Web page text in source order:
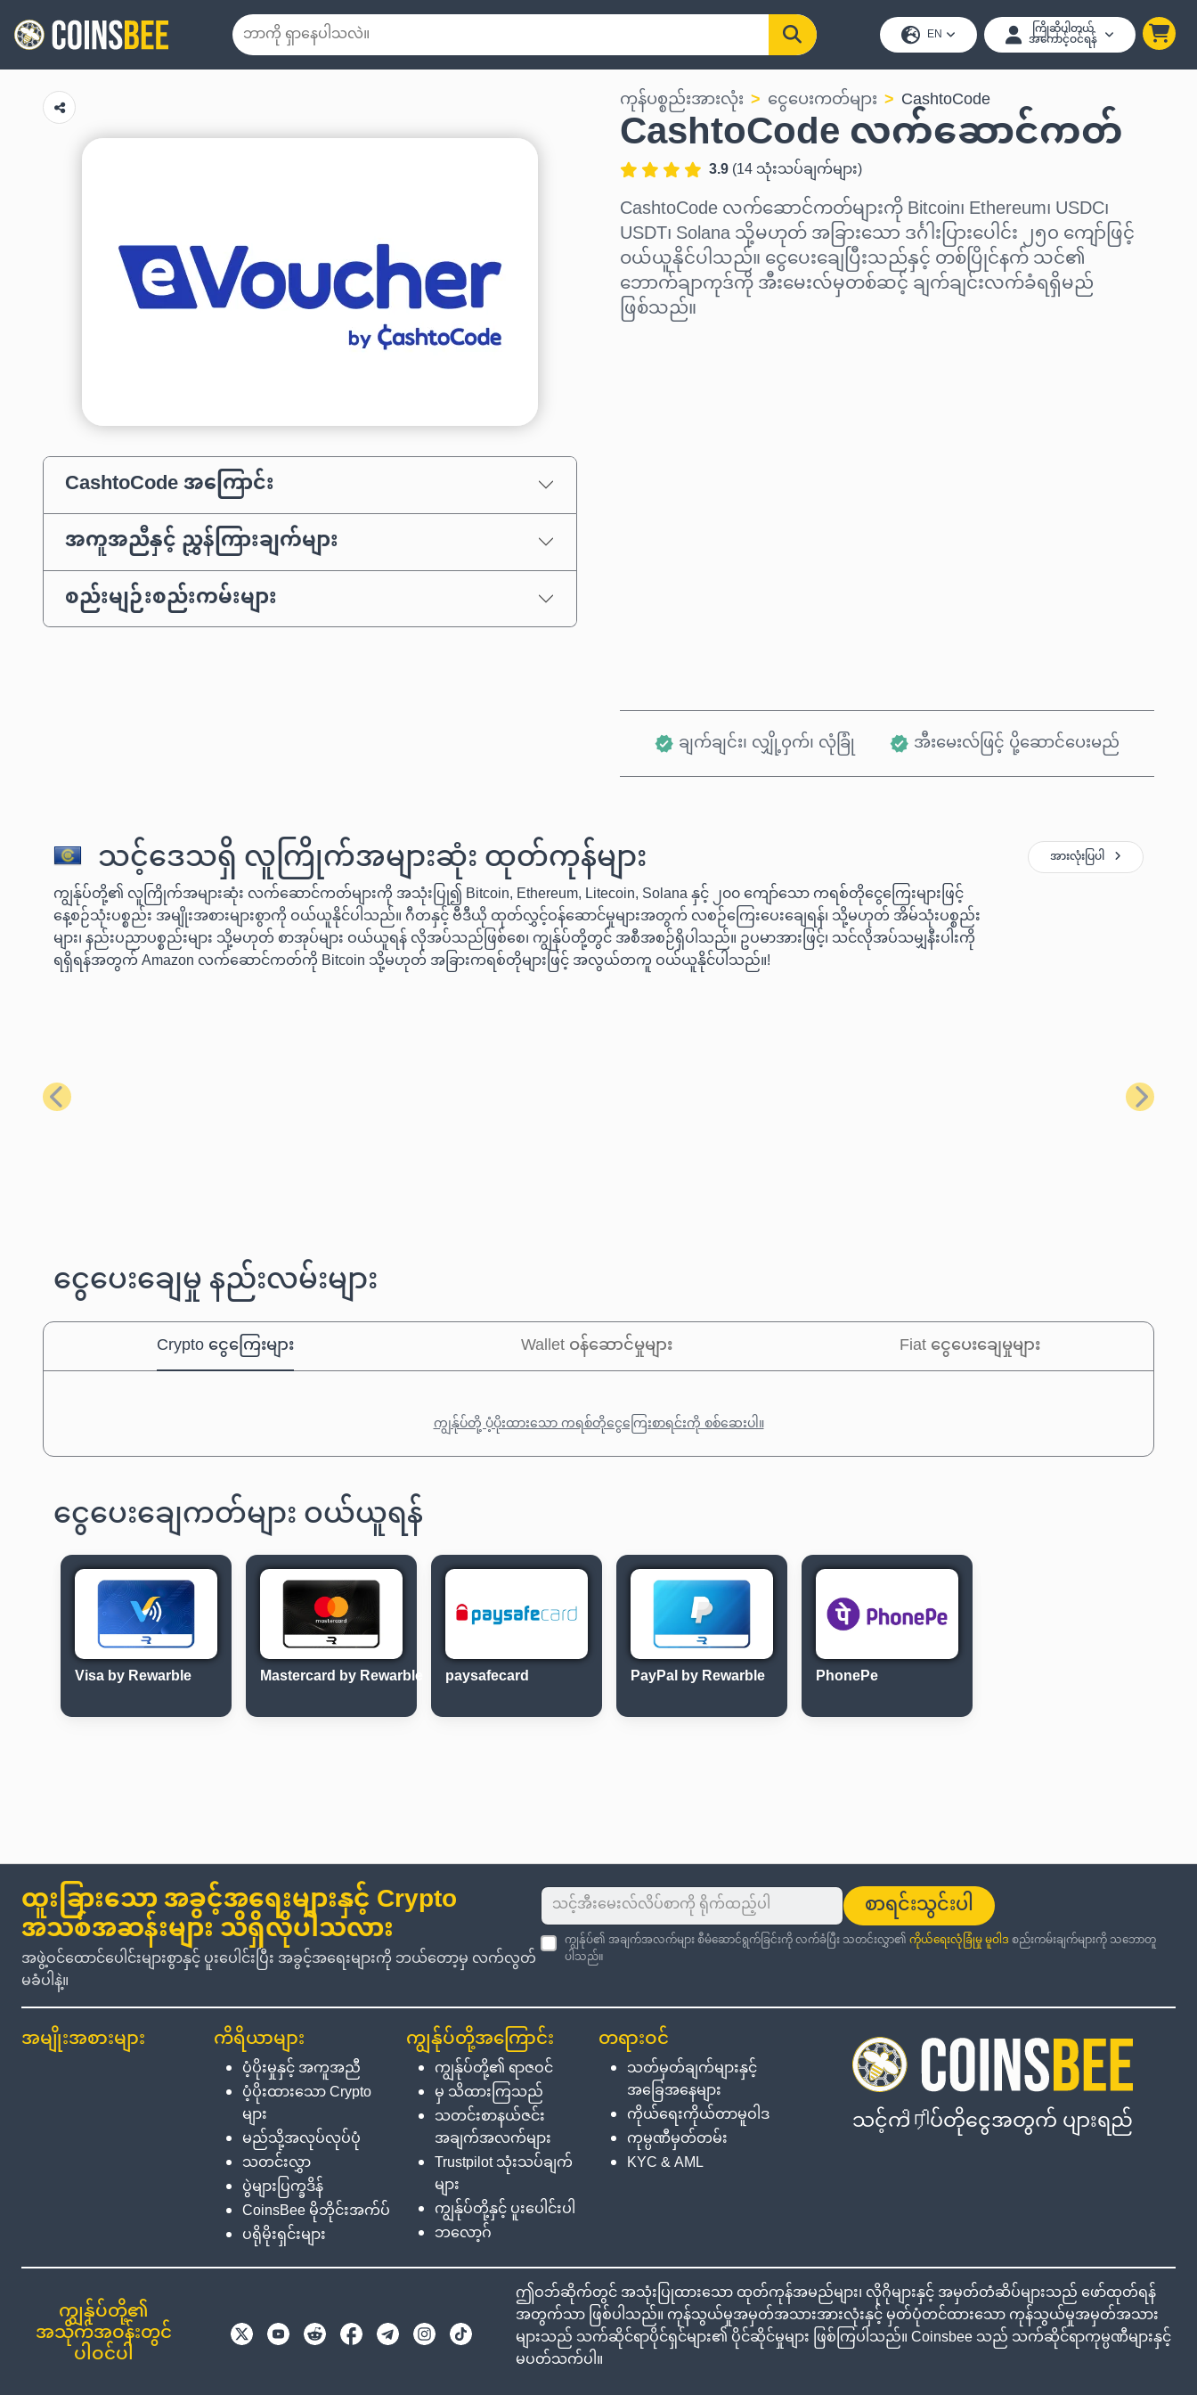
EN ကြိုဆိုပါတယ်
အကောင့်ဝင်ရန်
CashtoCode အကြောင်း
အကူအညီနှင့် ညွှန်ကြားချက်များ
စည်းမျဉ်းစည်းကမ်းများ
ကုန်ပစ္စည်းအားလုံး ငွေပေးကတ်များ CashtoCode
CashtoCode လက်ဆောင်ကတ်
3.9(14သုံးသပ်ချက်များ)
CashtoCode လက်ဆောင်ကတ်များကို Bitcoin၊ Ethereum၊ USDC၊
USDT၊ Solana သို့မဟုတ် အခြားသော ဒင်္ဂါးပြားပေါင်း ၂၅၀ ကျော်ဖြင့်
ဝယ်ယူနိုင်ပါသည်။ ငွေပေးချေပြီးသည်နှင့် တစ်ပြိုင်နက် သင်၏
ဘောက်ချာကုဒ်ကို အီးမေးလ်မှတစ်ဆင့် ချက်ချင်းလက်ခံရရှိမည်
ဖြစ်သည်။
ချက်ချင်း၊ လျှို့ဝှက်၊ လုံခြုံ အီးမေးလ်ဖြင့် ပို့ဆောင်ပေးမည်
သင့်ဒေသရှိ လူကြိုက်အများဆုံး ထုတ်ကုန်များ
ကျွန်ုပ်တို့၏ လူကြိုက်အများဆုံး လက်ဆောင်ကတ်များကို အသုံးပြု၍ Bitcoin, Ethereum, Litecoin, Solana နှင့် ၂၀၀ ကျော်သော ကရစ်တိုငွေကြေးများဖြင့်
နေ့စဉ်သုံးပစ္စည်း အမျိုးအစားများစွာကို ဝယ်ယူနိုင်ပါသည်။ ဂီတနှင့် ဗီဒီယို ထုတ်လွှင့်ဝန်ဆောင်မှုများအတွက် လစဉ်ကြေးပေးချေရန်၊ သို့မဟုတ် အိမ်သုံးပစ္စည်း
များ၊ နည်းပညာပစ္စည်းများ သို့မဟုတ် စာအုပ်များ ဝယ်ယူရန် လိုအပ်သည်ဖြစ်စေ၊ ကျွန်ုပ်တို့တွင် အစီအစဉ်ရှိပါသည်။ ဥပမာအားဖြင့်၊ သင်လိုအပ်သမျှနီးပါးကို
ရရှိရန်အတွက် Amazon လက်ဆောင်ကတ်ကို Bitcoin သို့မဟုတ် အခြားကရစ်တိုများဖြင့် အလွယ်တကူ ဝယ်ယူနိုင်ပါသည်။!
အားလုံးပြပါ
ယခင် နောက်တစ်
ငွေပေးချေမှု နည်းလမ်းများ
Crypto ငွေကြေးများ Wallet ဝန်ဆောင်မှုများ Fiat ငွေပေးချေမှုများ
ကျွန်ုပ်တို့ ပံ့ပိုးထားသော ကရစ်တိုငွေကြေးစာရင်းကို စစ်ဆေးပါ။
ငွေပေးချေကတ်များ ဝယ်ယူရန်
Visa by Rewarble Mastercard by Rewarble paysafecard PayPal by Rewarble PhonePe
ထူးခြားသော အခွင့်အရေးများနှင့် Crypto
အသစ်အဆန်းများ သိရှိလိုပါသလား
အဖွဲ့ဝင်ထောင်ပေါင်းများစွာနှင့် ပူးပေါင်းပြီး အခွင့်အရေးများကို ဘယ်တော့မှ လက်လွတ်
မခံပါနဲ့။
စာရင်းသွင်းပါ
ကျွန်ုပ်၏ အချက်အလက်များ စီမံဆောင်ရွက်ခြင်းကို လက်ခံပြီး သတင်းလွှာ၏ကိုယ်ရေးလုံခြုံမှု မူဝါဒစည်းကမ်းချက်များကို သဘောတူ
ပါသည်။
အမျိုးအစားများ ကိရိယာများ
ပံ့ပိုးမှုနှင့် အကူအညီ
ပံ့ပိုးထားသော Crypto
များ
မည်သို့အလုပ်လုပ်ပုံ
သတင်းလွှာ
ပွဲများပြက္ခဒိန်
CoinsBee မိုဘိုင်းအက်ပ်
ပရိုမိုးရှင်းများ
ကျွန်ုပ်တို့အကြောင်း
ကျွန်ုပ်တို့၏ ရာဇဝင်
မှ သိထားကြသည်
သတင်းစာနယ်ဇင်း
အချက်အလက်များ
Trustpilot သုံးသပ်ချက်
များ
ကျွန်ုပ်တို့နှင့် ပူးပေါင်းပါ
ဘလော့ဂ်
တရားဝင်
သတ်မှတ်ချက်များနှင့်
အခြေအနေများ
ကိုယ်ရေးကိုယ်တာမူဝါဒ
ကုမ္ပဏီမှတ်တမ်း
KYC & AML
သင့်ကிரிပ်တိုငွေအတွက် ပျားရည်
ကျွန်ုပ်တို့၏
အသိုက်အဝန်းတွင်
ပါဝင်ပါ
ဤဝဘ်ဆိုက်တွင် အသုံးပြုထားသော ထုတ်ကုန်အမည်များ၊ လိုဂိုများနှင့် အမှတ်တံဆိပ်များသည် ဖော်ထုတ်ရန်
အတွက်သာ ဖြစ်ပါသည်။ ကုန်သွယ်မှုအမှတ်အသားအားလုံးနှင့် မှတ်ပုံတင်ထားသော ကုန်သွယ်မှုအမှတ်အသား
များသည် သက်ဆိုင်ရာပိုင်ရှင်များ၏ ပိုင်ဆိုင်မှုများ ဖြစ်ကြပါသည်။ Coinsbee သည် သက်ဆိုင်ရာကုမ္ပဏီများနှင့်
မပတ်သက်ပါ။